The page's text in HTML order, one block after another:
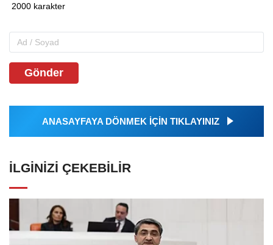
Gönder
ANASAYFAYA DÖNMEK İÇİN TIKLAYINIZ
İLGINIZI ÇEKEBILIR